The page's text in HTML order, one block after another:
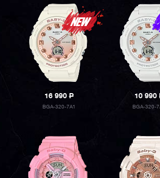
16 990P
BGA-320-7A1
10 990
BGA-320-